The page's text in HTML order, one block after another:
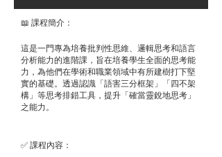
📖 課程簡介：
這是一門專為培養批判性思維、邏輯思考和語言
分析能力的進階課，旨在培養學生全面的思考能
力，為他們在學術和職業領域中有所建樹打下堅
實的基礎。透過認識「語害三分框架」「四不架
構」等思考排錯工具，提升「確當靈銳地思考」
之能力。
✅ 課程內容：